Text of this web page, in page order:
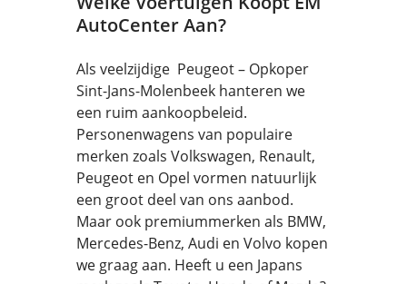
AutoCenter Aan?
Als veelzijdige Peugeot – Opkoper
Sint-Jans-Molenbeek hanteren we
een ruim aankoopbeleid.
Personenwagens van populaire
merken zoals Volkswagen, Renault,
Peugeot en Opel vormen natuurlijk
een groot deel van ons aanbod.
Maar ook premiummerken als BMW,
Mercedes-Benz, Audi en Volvo kopen
we graag aan. Heeft u een Japans